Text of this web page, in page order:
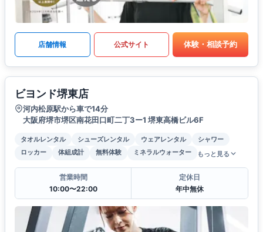
店舗情報 公式サイト 体験・相談予約
ビヨンド堺東店
河内松原駅から車で14分
大阪府堺市堺区南花田口町二丁3ー1 堺東高橋ビル6F
タオルレンタル シューズレンタル ウェアレンタル
シャワー
ロッカー
体組成計 無料体験 ミネラルウォーター もっと見る
営業時間
10:00〜22:00
定休日
年中無休